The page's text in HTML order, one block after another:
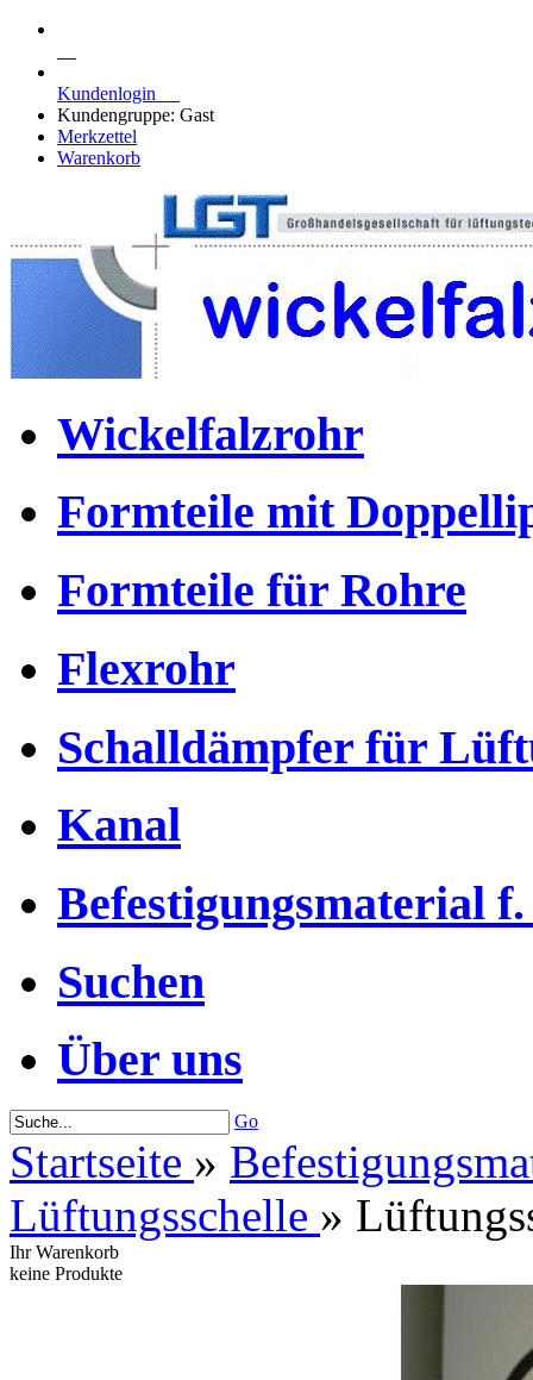
Kundenlogin
Kundengruppe: Gast
Merkzettel
Warenkorb
Wickelfalzrohr
Formteile mit
Formteile für Rohre
Flexrohr
Schalldämpfer für
Kanal
Befestigungsmaterial
Suchen
Über uns
Go
Startseite »
Lüftungsschelle »
Ihr Warenkorb
keine Produkte